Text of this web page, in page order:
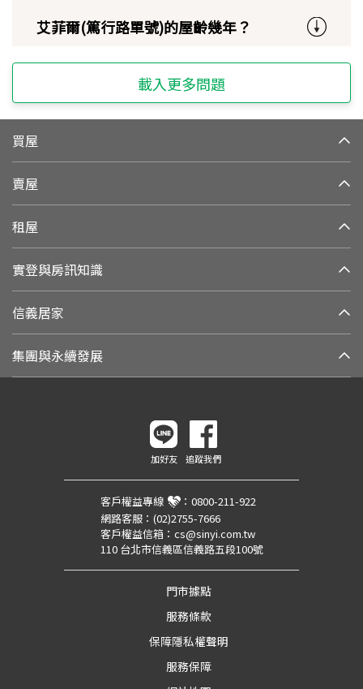
艾菲爾(篤行路單號)的屋齡幾年？
載入更多問題
買屋
賣屋
租屋
實登與房訊知識
信義居家
集團與永續發展
加好友 追蹤我們
客戶權益專線 ： 0800-211-922
網路客服： (02)2755-7666
客戶權益信箱： cs@sinyi.com.tw
110 台北市信義區信義路五段100號
門市據點
服務條款
保障隱私權聲明
服務保障